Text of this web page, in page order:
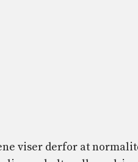
viser derfor at